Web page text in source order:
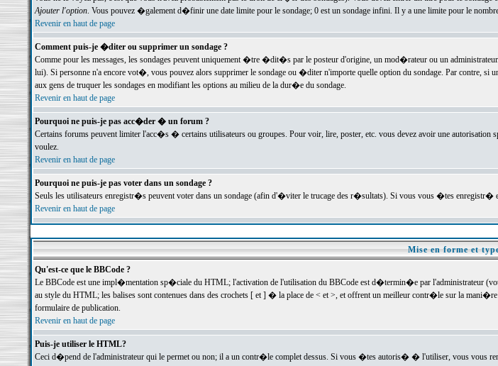
Ajouter l'option. Vous pouvez �galement d�finir une date limite pour le sondage; 0 est un sondage infini. Il y a une limite pour le
Revenir en haut de page
Comment puis-je �diter ou supprimer un sondage ?
Comme pour les messages, les sondages peuvent uniquement �tre �dit�s par le posteur d'origine, un mod�rateur ou un
lui). Si personne n'a encore vot�, vous pouvez alors supprimer le sondage ou �diter n'importe quelle option du sondage. Par
aux gens de truquer les sondages en modifiant les options au milieu de la dur�e du sondage.
Revenir en haut de page
Pourquoi ne puis-je pas acc�der � un forum ?
Certains forums peuvent limiter l'acc�s � certains utilisateurs ou groupes. Pour voir, lire, poster, etc. vous devez avoir une
voulez.
Revenir en haut de page
Pourquoi ne puis-je pas voter dans un sondage ?
Seuls les utilisateurs enregistr�s peuvent voter dans un sondage (afin d'�viter le trucage des r�sultats). Si vous vous �tes
Revenir en haut de page
Mise en forme et
Qu'est-ce que le BBCode ?
Le BBCode est une impl�mentation sp�ciale du HTML; l'activation de l'utilisation du BBCode est d�termin�e par l'administrateur
au style du HTML; les balises sont contenues dans des crochets [ et ] � la place de < et >, et offrent un meilleur contr�le sur la
formulaire de publication.
Revenir en haut de page
Puis-je utiliser le HTML?
Ceci d�pend de l'administrateur qui le permet ou non; il a un contr�le complet dessus. Si vous �tes autoris� � l'utiliser, vous vous